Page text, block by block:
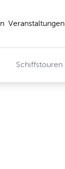
Veranstaltungen
Schiffstouren